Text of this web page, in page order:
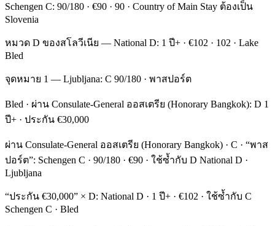
Schengen C: 90/180 · €90 · 90 · Country of Main Stay ต้องเป็น
Slovenia
หมวด D ของสโลวีเนีย — National D: 1 ปี+ · €102 · 102 · Lake
Bled
จุดหมาย 1 — Ljubljana: C 90/180 · พาสปอร์ต
Bled · ผ่าน Consulate-General ออสเตรีย (Honorary Bangkok): D 1
ปี+ · ประกัน €30,000
ผ่าน Consulate-General ออสเตรีย (Honorary Bangkok) · C · “พาส
ปอร์ต”: Schengen C · 90/180 · €90 · ใช้ซ้ำกับ D National D ·
Ljubljana
“ประกัน €30,000” × D: National D · 1 ปี+ · €102 · ใช้ซ้ำกับ C
Schengen C · Bled